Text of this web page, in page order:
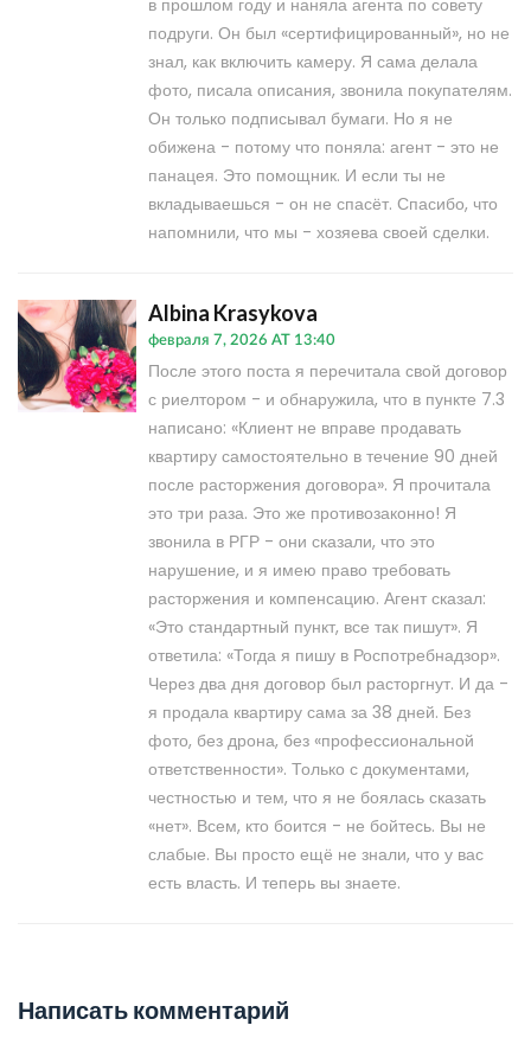
в прошлом году и наняла агента по совету
подруги. Он был «сертифицированный», но не
знал, как включить камеру. Я сама делала
фото, писала описания, звонила покупателям.
Он только подписывал бумаги. Но я не
обижена - потому что поняла: агент - это не
панацея. Это помощник. И если ты не
вкладываешься - он не спасёт. Спасибо, что
напомнили, что мы - хозяева своей сделки.
Albina Krasykova
февраля 7, 2026 AT 13:40
После этого поста я перечитала свой договор
с риелтором - и обнаружила, что в пункте 7.3
написано: «Клиент не вправе продавать
квартиру самостоятельно в течение 90 дней
после расторжения договора». Я прочитала
это три раза. Это же противозаконно! Я
звонила в РГР - они сказали, что это
нарушение, и я имею право требовать
расторжения и компенсацию. Агент сказал:
«Это стандартный пункт, все так пишут». Я
ответила: «Тогда я пишу в Роспотребнадзор».
Через два дня договор был расторгнут. И да -
я продала квартиру сама за 38 дней. Без
фото, без дрона, без «профессиональной
ответственности». Только с документами,
честностью и тем, что я не боялась сказать
«нет». Всем, кто боится - не бойтесь. Вы не
слабые. Вы просто ещё не знали, что у вас
есть власть. И теперь вы знаете.
Написать комментарий